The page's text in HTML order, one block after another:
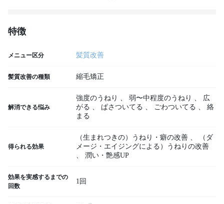
特徴
メニュー区分 髪質改善
髪質改善の種類 縮毛矯正
解消できる悩み
強度のうねり 、 弱〜中程度のうねり 、
広
がる 、 ぱさついてる 、 ごわついてる 、
絡
まる
得られる効果
（生まれつきの）うねり・癖の改善 、
（ダ
メージ・エイジングによる）うねりの改善
、
潤い・艶感UP
効果を実感するまでの
回数
1回